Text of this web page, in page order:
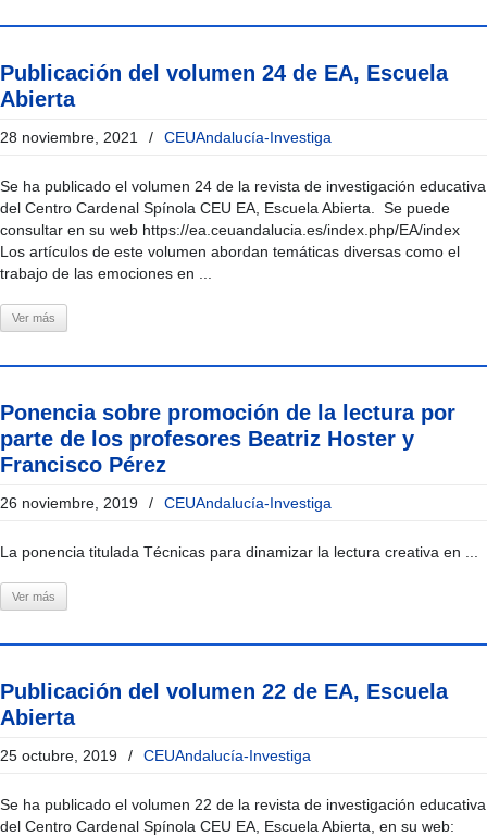
Publicación del volumen 24 de EA, Escuela
Abierta
28 noviembre, 2021 / CEUAndalucía-Investiga
Se ha publicado el volumen 24 de la revista de investigación educativa
del Centro Cardenal Spínola CEU EA, Escuela Abierta. Se puede
consultar en su web https://ea.ceuandalucia.es/index.php/EA/index
Los artículos de este volumen abordan temáticas diversas como el
trabajo de las emociones en ...
Ver más
Ponencia sobre promoción de la lectura por
parte de los profesores Beatriz Hoster y
Francisco Pérez
26 noviembre, 2019 / CEUAndalucía-Investiga
La ponencia titulada Técnicas para dinamizar la lectura creativa en ...
Ver más
Publicación del volumen 22 de EA, Escuela
Abierta
25 octubre, 2019 / CEUAndalucía-Investiga
Se ha publicado el volumen 22 de la revista de investigación educativa
del Centro Cardenal Spínola CEU EA, Escuela Abierta, en su web: